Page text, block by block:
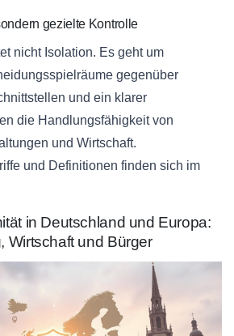
gezielte Kontrolle
nicht Isolation. Es geht um
gegenüber
und ein klarer
die Handlungsfähigkeit von
und Wirtschaft.
und Definitionen finden sich im
in Deutschland und Europa:
Wirtschaft und Bürger